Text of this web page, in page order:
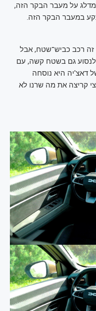
על מעבר הבקר הזה,
במעבר הבקר הזה.
זה רכב כביש־שטח, אבל
לנסוע גם בשטח קשה, עם
דאצ'יה היא נוסחה
קריצה את מה שרנו לא